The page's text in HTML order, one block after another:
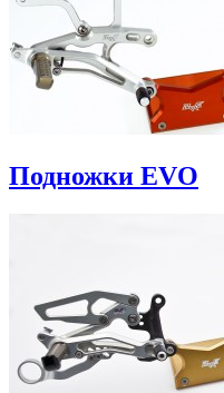
Подножки EVO